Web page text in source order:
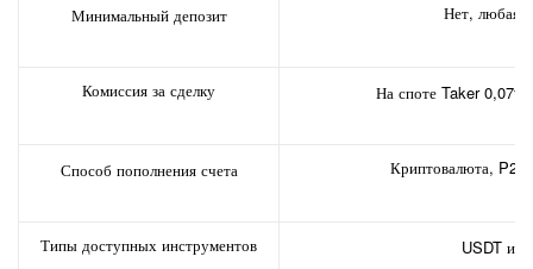
Минимальный депозит Нет, любая
Комиссия за сделку На споте Taker
Способ пополнения счета Криптовалюта,
Типы доступных инструментов USDT и